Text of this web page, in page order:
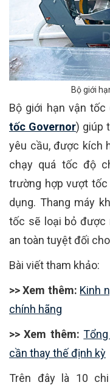
Bộ giới
Bộ giới hạn vận tốc
tốc Governor) giúp
yêu cầu, được kích
chạy quá tốc độ
trường hợp vượt
dụng. Thang máy
tốc sẽ loại bỏ được
an toàn tuyệt đối
Bài viết tham khảo:
>> Xem thêm: Kinh
chính hãng
>> Xem thêm:
cần thay thế định kỳ
Trên đây là 10